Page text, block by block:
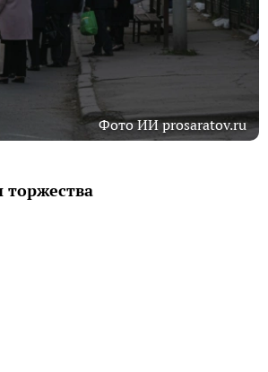
Фото ИИ prosaratov.ru